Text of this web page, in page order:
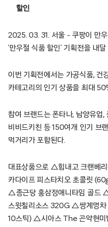
할인
2025. 03. 31. 서울 – 쿠팡이 만
‘만우절 식품 할인’ 기획전을 내
이번 기획전에서는 가공식품, 건
카테고리의 인기 상품을 최대
참여 브랜드는 폰타나, 남양유업,
비비드키친 등 150여개 인기 브
먹거리가 포함된다.
대표상품으로 △힘내고 크랜베
카다이프 피스타치오 초콜릿
△종근당 홍삼정애니타임 골드
스윗칠리소스 320G △쌍계명차
10스틱) △시아스 The 곤약현